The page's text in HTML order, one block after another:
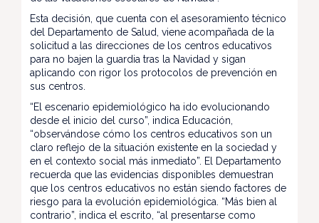
Esta decisión, que cuenta con el asesoramiento técnico
del Departamento de Salud, viene acompañada de la
solicitud a las direcciones de los centros educativos
para no bajen la guardia tras la Navidad y sigan
aplicando con rigor los protocolos de prevención en
sus centros.
“El escenario epidemiológico ha ido evolucionando
desde el inicio del curso”, indica Educación,
“observándose cómo los centros educativos son un
claro reflejo de la situación existente en la sociedad y
en el contexto social más inmediato”. El Departamento
recuerda que las evidencias disponibles demuestran
que los centros educativos no están siendo factores de
riesgo para la evolución epidemiológica. “Más bien al
contrario”, indica el escrito, “al presentarse como